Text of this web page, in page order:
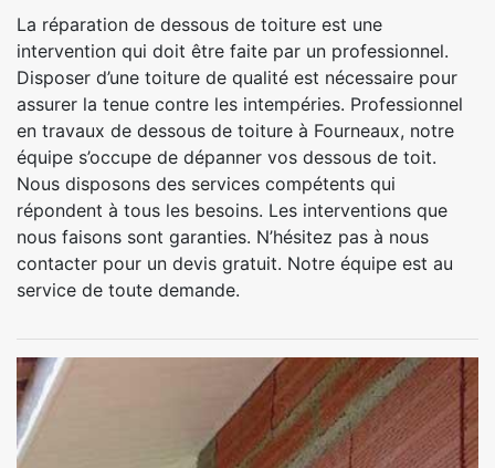
La réparation de dessous de toiture est une
intervention qui doit être faite par un professionnel.
Disposer d’une toiture de qualité est nécessaire pour
assurer la tenue contre les intempéries. Professionnel
en travaux de dessous de toiture à Fourneaux, notre
équipe s’occupe de dépanner vos dessous de toit.
Nous disposons des services compétents qui
répondent à tous les besoins. Les interventions que
nous faisons sont garanties. N’hésitez pas à nous
contacter pour un devis gratuit. Notre équipe est au
service de toute demande.